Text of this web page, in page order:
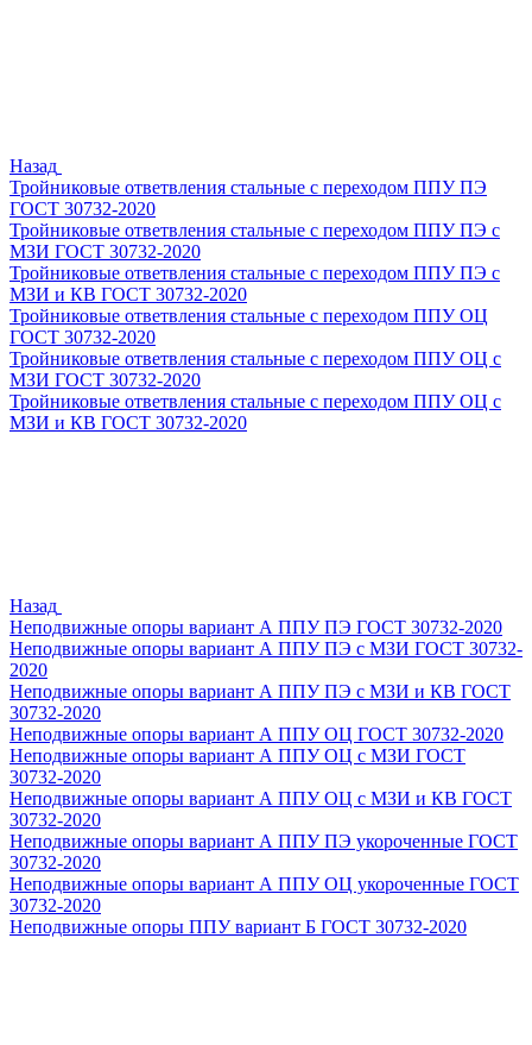
Назад
Тройниковые ответвления стальные с переходом ППУ ПЭ
ГОСТ 30732-2020
Тройниковые ответвления стальные с переходом ППУ ПЭ с
МЗИ ГОСТ 30732-2020
Тройниковые ответвления стальные с переходом ППУ ПЭ с
МЗИ и КВ ГОСТ 30732-2020
Тройниковые ответвления стальные с переходом ППУ ОЦ
ГОСТ 30732-2020
Тройниковые ответвления стальные с переходом ППУ ОЦ с
МЗИ ГОСТ 30732-2020
Тройниковые ответвления стальные с переходом ППУ ОЦ с
МЗИ и КВ ГОСТ 30732-2020
Назад
Неподвижные опоры вариант А ППУ ПЭ ГОСТ 30732-2020
Неподвижные опоры вариант А ППУ ПЭ с МЗИ ГОСТ 30732-
2020
Неподвижные опоры вариант А ППУ ПЭ с МЗИ и КВ ГОСТ
30732-2020
Неподвижные опоры вариант А ППУ ОЦ ГОСТ 30732-2020
Неподвижные опоры вариант А ППУ ОЦ с МЗИ ГОСТ
30732-2020
Неподвижные опоры вариант А ППУ ОЦ с МЗИ и КВ ГОСТ
30732-2020
Неподвижные опоры вариант А ППУ ПЭ укороченные ГОСТ
30732-2020
Неподвижные опоры вариант А ППУ ОЦ укороченные ГОСТ
30732-2020
Неподвижные опоры ППУ вариант Б ГОСТ 30732-2020